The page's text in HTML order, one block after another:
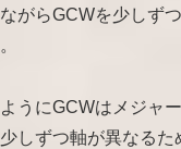
がらGCWを少しず
うにGCWはメジャ
しずつ軸が異なるた